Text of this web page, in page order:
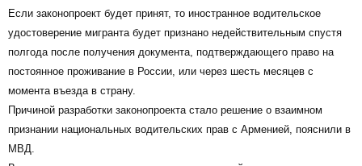
Если законопроект будет принят, то иностранное водительское
удостоверение мигранта будет признано недействительным спустя
полгода после получения документа, подтверждающего право на
постоянное проживание в России, или через шесть месяцев с
момента въезда в страну.
Причиной разработки законопроекта стало решение о взаимном
признании национальных водительских прав с Арменией, пояснили в
МВД.